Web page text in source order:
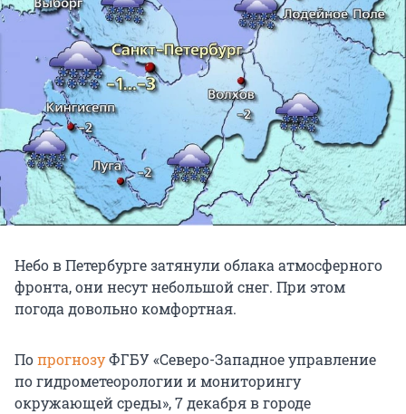
Небо в Петербурге затянули облака атмосферного
фронта, они несут небольшой снег. При этом
погода довольно комфортная.
ПопрогнозуФГБУ «Северо-Западное управление
по гидрометеорологии и мониторингу
окружающей среды», 7 декабря в городе